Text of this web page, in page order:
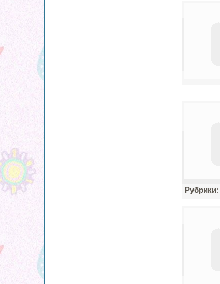
Рубрики: